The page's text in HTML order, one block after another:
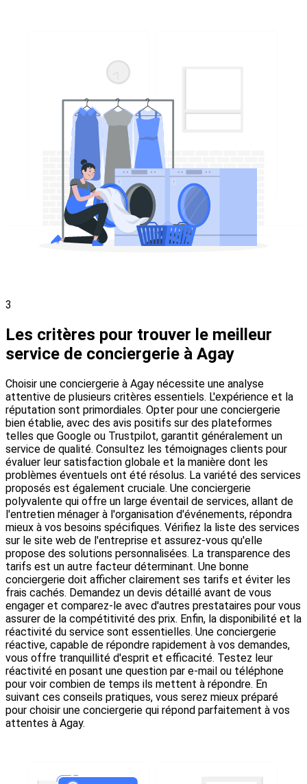
3
Les critères pour trouver le meilleur
service de conciergerie à Agay
Choisir une conciergerie à Agay nécessite une analyse
attentive de plusieurs critères essentiels. L'expérience et la
réputation sont primordiales. Opter pour une conciergerie
bien établie, avec des avis positifs sur des plateformes
telles que Google ou Trustpilot, garantit généralement un
service de qualité. Consultez les témoignages clients pour
évaluer leur satisfaction globale et la manière dont les
problèmes éventuels ont été résolus. La variété des services
proposés est également cruciale. Une conciergerie
polyvalente qui offre un large éventail de services, allant de
l'entretien ménager à l'organisation d'événements, répondra
mieux à vos besoins spécifiques. Vérifiez la liste des services
sur le site web de l'entreprise et assurez-vous qu'elle
propose des solutions personnalisées. La transparence des
tarifs est un autre facteur déterminant. Une bonne
conciergerie doit afficher clairement ses tarifs et éviter les
frais cachés. Demandez un devis détaillé avant de vous
engager et comparez-le avec d'autres prestataires pour vous
assurer de la compétitivité des prix. Enfin, la disponibilité et la
réactivité du service sont essentielles. Une conciergerie
réactive, capable de répondre rapidement à vos demandes,
vous offre tranquillité d'esprit et efficacité. Testez leur
réactivité en posant une question par e-mail ou téléphone
pour voir combien de temps ils mettent à répondre. En
suivant ces conseils pratiques, vous serez mieux préparé
pour choisir une conciergerie qui répond parfaitement à vos
attentes à Agay.